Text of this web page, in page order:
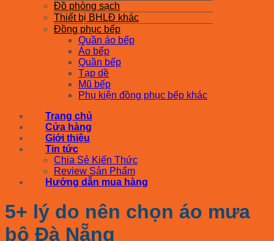
Đồ phòng sạch
Thiết bị BHLĐ khác
Đồng phục bếp
Quần áo bếp
Áo bếp
Quần bếp
Tạp dề
Mũ bếp
Phụ kiện đồng phục bếp khác
Trang chủ
Cửa hàng
Giới thiệu
Tin tức
Chia Sẻ Kiến Thức
Review Sản Phẩm
Hướng dẫn mua hàng
5+ lý do nên chọn áo mưa
bộ Đà Nẵng